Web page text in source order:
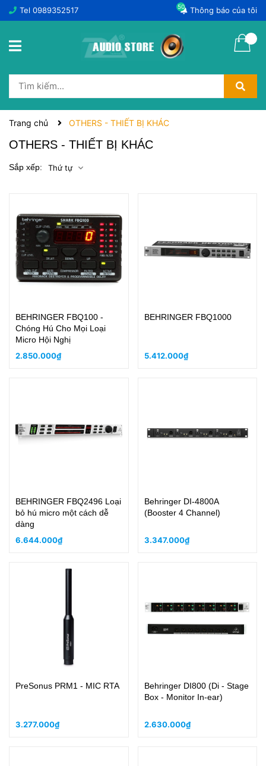
Tel 0989352517 Thông báo của tôi
50
Trang chủ OTHERS - THIẾT BỊ KHÁC
OTHERS - THIẾT BỊ KHÁC
Sắp xếp: Thứ tự
BEHRINGER FBQ100 -
Chóng Hú Cho Mọi Loại
Micro Hội Nghị
2.850.000₫
BEHRINGER FBQ1000
5.412.000₫
BEHRINGER FBQ2496 Loại
bỏ hú micro một cách dễ
dàng
6.644.000₫
Behringer DI-4800A
(Booster 4 Channel)
3.347.000₫
PreSonus PRM1 - MIC RTA
3.277.000₫
Behringer DI800 (Di - Stage
Box - Monitor In-ear)
2.630.000₫